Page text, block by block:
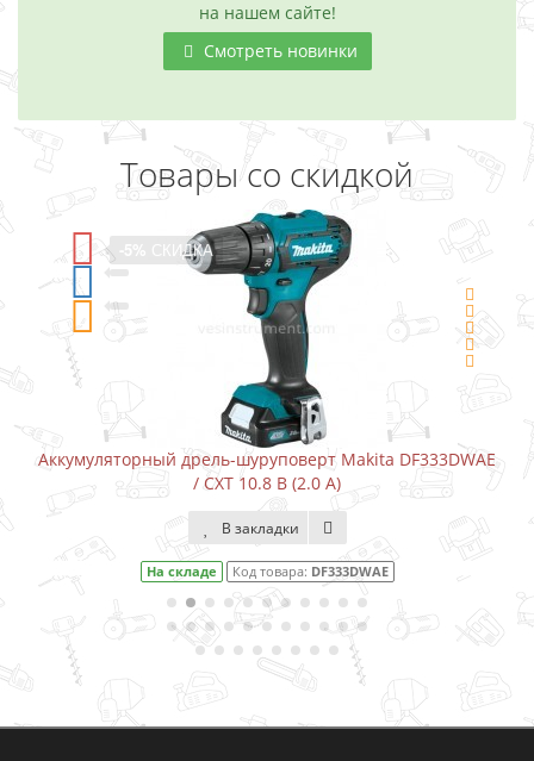
на нашем сайте!
Смотреть новинки
Товары со скидкой
СКИДКА
Аккумуляторный дрель-шуруповерт Makita DF333DWAE
/ CXT 10.8 В (2.0 А)
В закладки
На складе Код товара: DF333DWAE